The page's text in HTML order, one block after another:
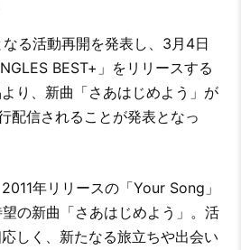
る活動再開を発表し、3月4日
BEST+」をリリースする
り、新曲「さあはじめよう」が
配信されることが発表となっ
年リリースの「Your Song」
の新曲「さあはじめよう」。活
しく、新たなる旅立ちや出会い